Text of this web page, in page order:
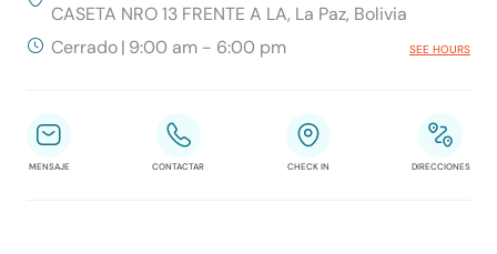
CASETA NRO 13 FRENTE A LA, La Paz, Bolivia
Cerrado| 9:00 am - 6:00 pm SEE HOURS
MENSAJE CONTACTAR CHECK IN DIRECCIONES